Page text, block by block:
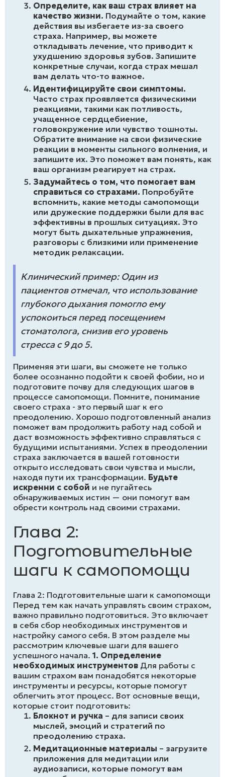
Определите, как ваш страх влияет на
качество жизни. Подумайте о том, какие
действия вы избегаете из-за своего
страха. Например, вы можете
откладывать лечение, что приводит к
ухудшению здоровья зубов. Запишите
конкретные случаи, когда страх мешал
вам делать что-то важное.
Идентифицируйте свои симптомы.
Часто страх проявляется физическими
реакциями, такими как потливость,
учащенное сердцебиение,
головокружение или чувство тошноты.
Обратите внимание на свои физические
реакции в моменты сильного волнения, и
запишите их. Это поможет вам понять, как
ваш организм реагирует на страх.
Задумайтесь о том, что помогает вам
справиться со страхами. Попробуйте
вспомнить, какие методы самопомощи
или дружеские поддержки были для вас
эффективны в прошлых ситуациях. Это
могут быть дыхательные упражнения,
разговоры с близкими или применение
методик релаксации.
Клинический пример: Один из
пациентов отмечал, что использование
глубокого дыхания помогло ему
успокоиться перед посещением
стоматолога, снизив его уровень
стресса с 9 до 5.
Применяя эти шаги, вы сможете не только
более осознанно подойти к своей фобии, но и
подготовите почву для следующих шагов в
процессе самопомощи. Помните, понимание
своего страха - это первый шаг к его
преодолению. Хорошо подготовленный анализ
поможет вам продолжить работу над собой и
даст возможность эффективно справляться с
будущими испытаниями. Успех в преодолении
страха заключается в вашей готовности
открыто исследовать свои чувства и мысли,
находя пути их трансформации. Будьте
искренни с собой и не пугайтесь
обнаруживаемых истин — они помогут вам
обрести контроль над своими страхами.
Глава 2:
Подготовительные
шаги к самопомощи
Глава 2: Подготовительные шаги к самопомощи
Перед тем как начать управлять своим страхом,
важно правильно подготовиться. Это включает
в себя сбор необходимых инструментов и
настройку самого себя. В этом разделе мы
рассмотрим ключевые шаги для вашего
успешного начала. 1. Определение
необходимых инструментов Для работы с
вашим страхом вам понадобятся некоторые
инструменты и ресурсы, которые помогут
облегчить этот процесс. Вот основные вещи,
которые стоит подготовить:
Блокнот и ручка – для записи своих
мыслей, эмоций и стратегий по
преодолению страха.
Медитационные материалы – загрузите
приложения для медитации или
аудиозаписи, которые помогут вам